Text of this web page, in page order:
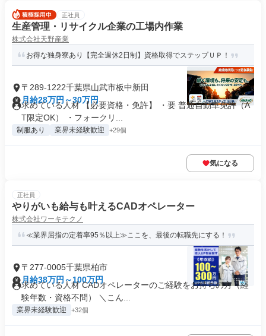
正社員
生産管理・リサイクル企業の工場内作業
株式会社天野産業
お得な独身寮あり【完全週休2日制】資格取得でステップＵＰ！
〒289-1222千葉県山武市板中新田
月給28万円～30万円
求めている人材 【必要資格・免許】 ・要 普通自動車免許（A
T限定OK） ・フォークリ...
制服あり 業界未経験歓迎 +29個
気になる
正社員
やりがいも給与も叶えるCADオペレーター
株式会社ワーキテクノ
≪業界屈指の定着率95％以上≫ここを、最後の転職先にする！
〒277-0005千葉県柏市
月給38万円～100万円
求めている人材 CADオペレーターのご経験をお持ちの方（経
験年数・資格不問） ＼こん...
業界未経験歓迎 +32個